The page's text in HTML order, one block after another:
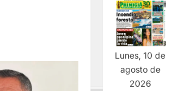
Lunes, 10 de
agosto de
2026